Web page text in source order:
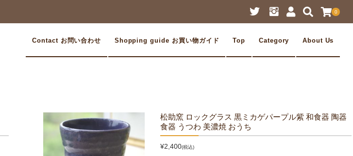
0
Contact お問い合わせ Shopping guide お買い物ガイド Top Category About Us
松助窯 ロックグラス 黒ミカゲパープル紫 和食器 陶器
食器 うつわ 美濃焼 おうち
¥2,400(税込)